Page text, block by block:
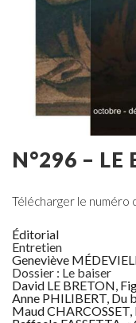
N°296 – LE
Télécharger le numéro
Éditorial
Entretien
Geneviève
Dossier : Le baiser
David LE BRETON,
Anne PHILIBERT, Du
Maud CHARCOSSET,